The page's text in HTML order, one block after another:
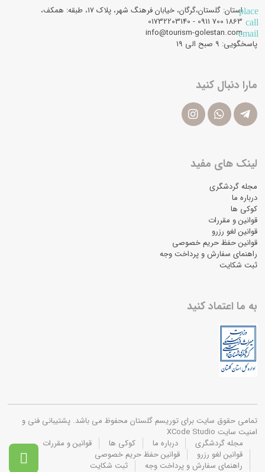

placeاستان: گلستان،گرگان، خیابان فرهنگ شهر، پلاک 17، طبقه: همکف،
call
email
info@tourism-golestan.com
پاسخگویی: ۹ صبح الی 19
مارا دنبال کنید
لینک های مفید
مجله گردشگری
درباره ما
کوکی ها
قوانین و مقررات
قوانین لغو رزرو
قوانین حفظ حریم خصوصی
راهنمای سفارش و پرداخت وجه
ثبت شکایت
به ما اعتماد کنید
تمامی حقوق سایت برای توریسم گلستان محفوظ می باشد. پشتیبانی فنی و
امنیت سایت XCode Studio
مجله گردشگری
درباره ما کوکی ها
قوانین و مقررات
قوانین لغو رزرو
قوانین حفظ حریم خصوصی
راهنمای سفارش و پرداخت وجه
ثبت شکایت